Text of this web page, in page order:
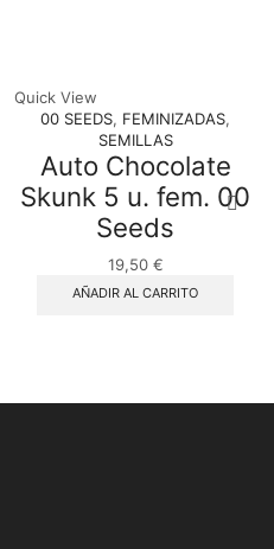
Quick View
00 SEEDS, FEMINIZADAS,
SEMILLAS
Auto Chocolate
Skunk 5 u. fem. 00
Seeds
19,50 €
AÑADIR AL CARRITO